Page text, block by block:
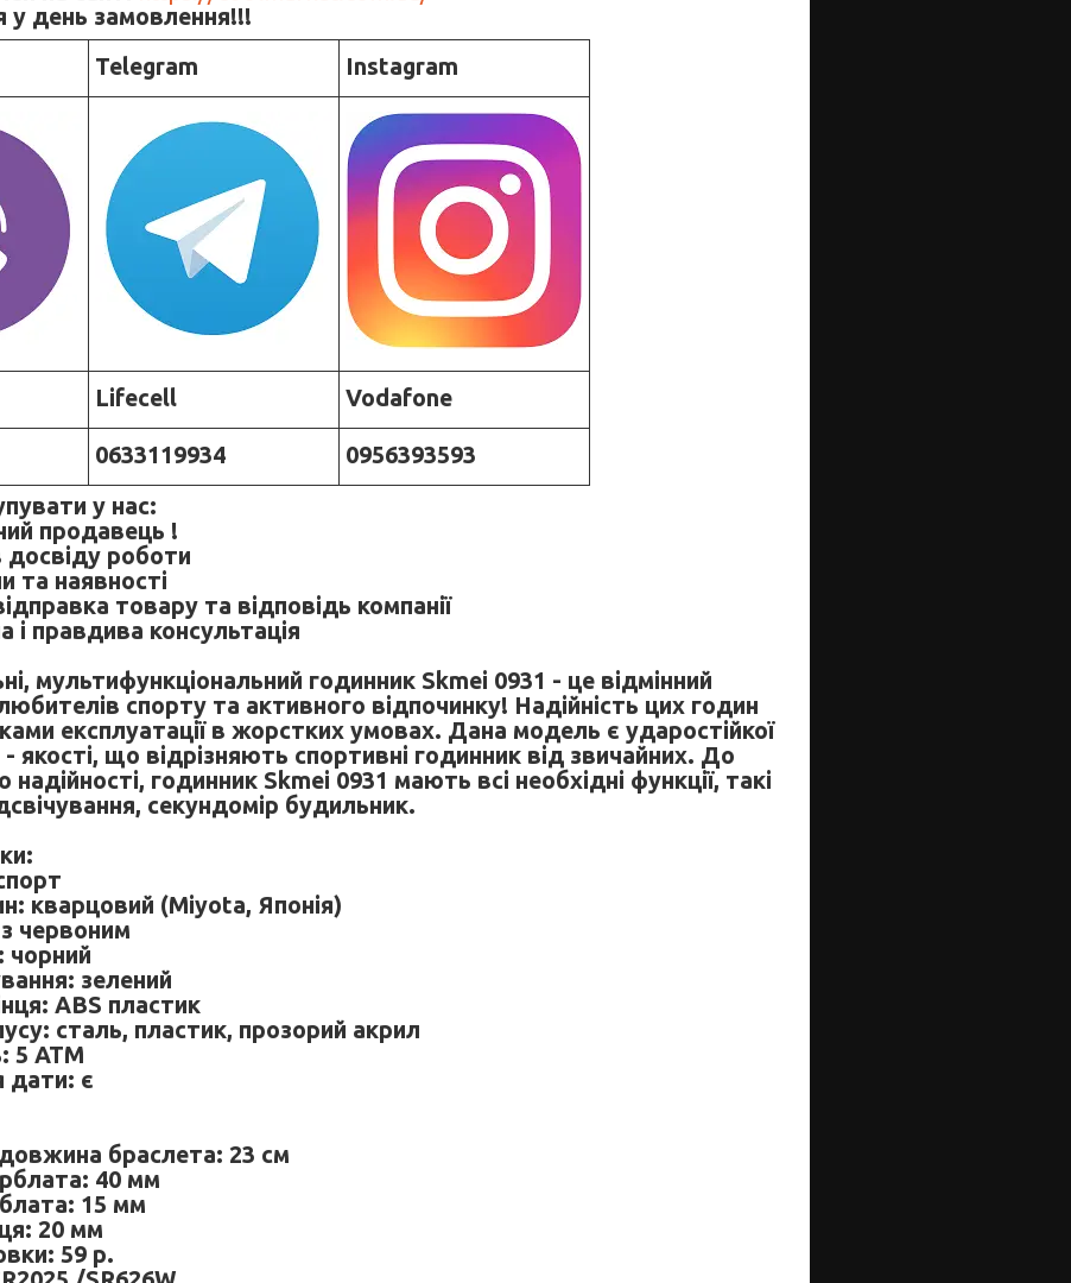
у день замовлення!!!
Telegram Instagram
Lifecell Vodafone
0633119934
0956393593
у нас:
продавець !
досвіду роботи
та наявності
товару та відповідь компанії
і правдива консультація
мультифункціональний годинник Skmei 0931 - це відмінний
спорту та активного відпочинку! Надійність цих годин
експлуатації в жорстких умовах. Дана модель є ударостійкої
якості, що відрізняють спортивні годинник від звичайних. До
годинник Skmei 0931 мають всі необхідні функції, такі
секундомір будильник.
кварцовий (Miyota, Японія)
червоним
чорний
зелений
ABS пластик
сталь, пластик, прозорий акрил
5 АТМ
дати: є
браслета: 23 см
40 мм
15 мм
20 мм
59 р.